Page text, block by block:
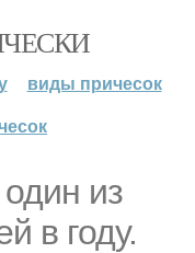
виды причесок
из
в году.